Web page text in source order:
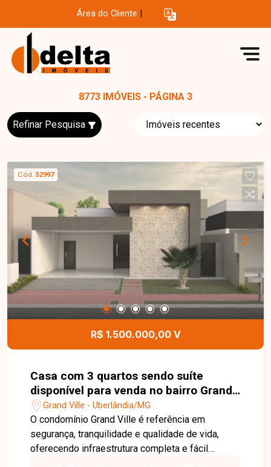
Área do Cliente
8773 IMÓVEIS - PÁGINA 3
Refinar Pesquisa
Cód. 52997
R$ 1.500.000,00 V
Casa com 3 quartos sendo suíte
disponível para venda no bairro Grand
Ville em Uberlândia-MG
Grand Ville - Uberlândia/MG
O condomínio Grand Ville é referência em
segurança, tranquilidade e qualidade de vida,
oferecendo infraestrutura completa e fácil